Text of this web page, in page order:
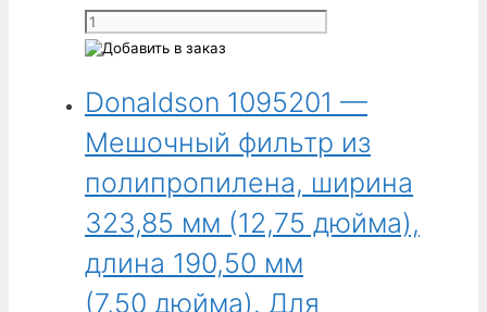
Огнеупорный
мешочный
из
хлопчатобумажного
сатина,
476,25 мм
(18,75 дюйма),
520,70 мм
(20,50 дюйма).
Количество
товара
1033106
Donaldson 1095201 —
Мешочный фильтр из
полипропилена, ширина
323,85 мм (12,75 дюйма),
длина 190,50 мм
(7,50 дюйма). Для